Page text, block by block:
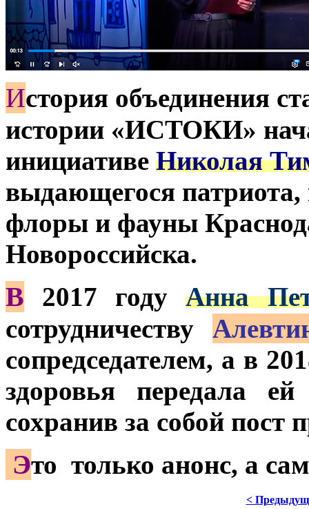
История объединения
истории «ИСТОКИ»
инициативе Николая
выдающегося патриота,
флоры и фауны
Новороссийска.
В 2017 годуАнна
сотрудничеству
сопредседателем, а в
здоровья передала
сохранив за собой пост
Это только анонс, а
<